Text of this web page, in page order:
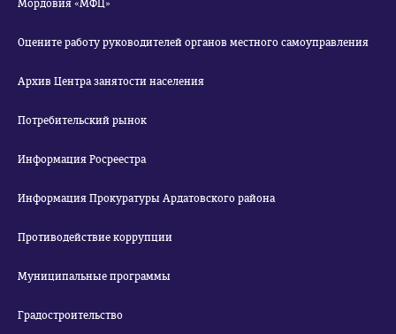
Мордовия «МФЦ»
Оцените работу руководителей органов местного самоуправления
Архив Центра занятости населения
Потребительский рынок
Информация Росреестра
Информация Прокуратуры Ардатовского района
Противодействие коррупции
Муниципальные программы
Градостроительство